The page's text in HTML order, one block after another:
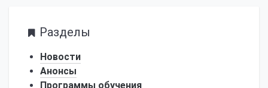
Разделы
Новости
Анонсы
Программы обучения